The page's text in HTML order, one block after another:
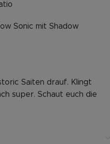
Sonic mit Shadow
Saiten drauf. Klingt
super. Schaut euch die